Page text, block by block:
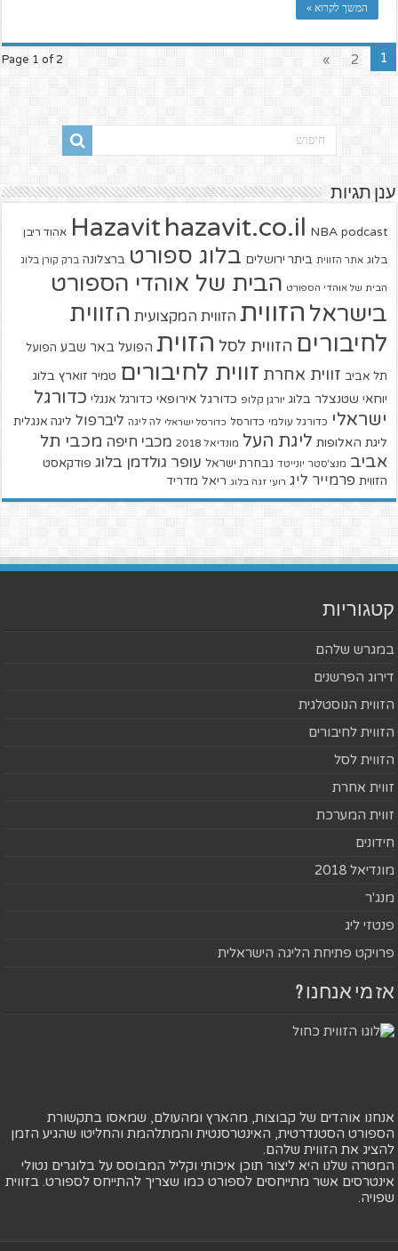
המשך לקרוא »
Page 1 of 2 1
2
»
ענן תגיות
Hazavit hazavit.co.il NBA podcast אהוד ריבן
בלוג אתר הזווית ביתר ירושלים בלוג ספורט ברצלונה ברק קורן בלוג
הבית של אוהדי הספורט הבית של אוהדי הספורט
בישראל הזווית הזווית המקצועית הזווית
לחיבורים הזווית לסל הזוית הפועל באר שבע הפועל
תל אביב זווית אחרת זווית לחיבורים טמיר זוארץ בלוג
יוחאי שטנצלר בלוג יורגן קלופ כדורגל אירופאי כדורגל אנגלי כדורגל
ישראלי כדורגל עולמי כדורסל כדורסל ישראלי לה ליגה ליברפול ליגה אנגלית
ליגת האלופות ליגת העל מונדיאל 2018 מכבי חיפה מכבי תל
אביב מנצ'סטר יונייטד נבחרת ישראל עופר גולדמן בלוג פודקאסט
הזווית פרמייר ליג רועי זגה בלוג ריאל מדריד
קטגוריות
במגרש שלהם
דירוג הפרשנים
הזווית הנוסטלגית
הזווית לחיבורים
הזווית לסל
זווית אחרת
זווית המערכת
חידונים
מונדיאל 2018
מנג'ר
פנטזי ליג
פרויקט פתיחת הליגה הישראלית
אז מי אנחנו ?
אנחנו אוהדים של קבוצות, מהארץ ומהעולם, שמאסו בתקשורת
הספורט הסטנדרטית, האינטרסנטית והמתלהמת והחליטו שהגיע הזמן
להציג את הזווית שלהם.
המטרה שלנו היא ליצור תוכן איכותי וקליל המבוסס על בלוגרים נטולי
אינטרסים אשר מתייחסים לספורט כמו שצריך להתייחס לספורט. בזווית
שפויה.